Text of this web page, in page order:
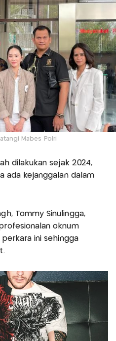
Mabes Polri
dilakukan sejak 2024,
ada kejanggalan dalam
Tommy Sinulingga,
oknum
ini sehingga